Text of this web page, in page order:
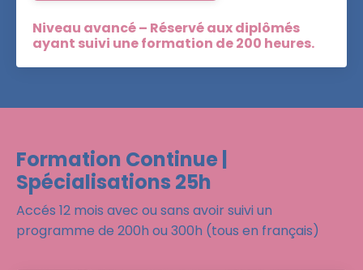
Niveau avancé – Réservé aux diplômés
ayant suivi une formation de 200 heures.
Formation Continue |
Spécialisations 25h
Accés 12 mois avec ou sans avoir suivi un
programme de 200h ou 300h (tous en français)